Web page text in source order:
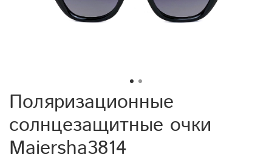
Поляризационные
солнцезащитные очки
Maiersha3814